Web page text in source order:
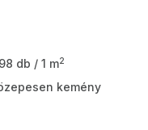
db / 1 m2
kemény